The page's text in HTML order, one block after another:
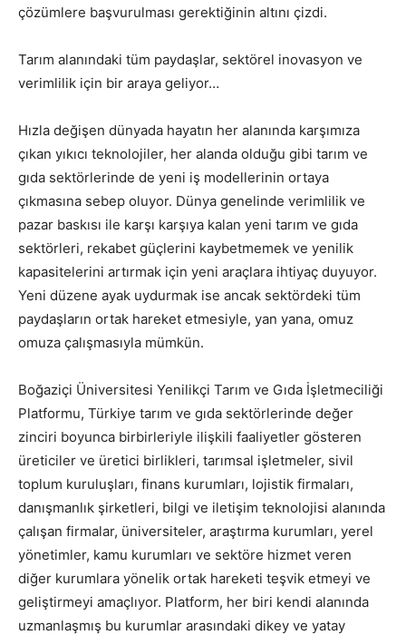
çözümlere başvurulması gerektiğinin altını çizdi.
Tarım alanındaki tüm paydaşlar, sektörel inovasyon ve
verimlilik için bir araya geliyor…
Hızla değişen dünyada hayatın her alanında karşımıza
çıkan yıkıcı teknolojiler, her alanda olduğu gibi tarım ve
gıda sektörlerinde de yeni iş modellerinin ortaya
çıkmasına sebep oluyor. Dünya genelinde verimlilik ve
pazar baskısı ile karşı karşıya kalan yeni tarım ve gıda
sektörleri, rekabet güçlerini kaybetmemek ve yenilik
kapasitelerini artırmak için yeni araçlara ihtiyaç duyuyor.
Yeni düzene ayak uydurmak ise ancak sektördeki tüm
paydaşların ortak hareket etmesiyle, yan yana, omuz
omuza çalışmasıyla mümkün.
Boğaziçi Üniversitesi Yenilikçi Tarım ve Gıda İşletmeciliği
Platformu, Türkiye tarım ve gıda sektörlerinde değer
zinciri boyunca birbirleriyle ilişkili faaliyetler gösteren
üreticiler ve üretici birlikleri, tarımsal işletmeler, sivil
toplum kuruluşları, finans kurumları, lojistik firmaları,
danışmanlık şirketleri, bilgi ve iletişim teknolojisi alanında
çalışan firmalar, üniversiteler, araştırma kurumları, yerel
yönetimler, kamu kurumları ve sektöre hizmet veren
diğer kurumlara yönelik ortak hareketi teşvik etmeyi ve
geliştirmeyi amaçlıyor. Platform, her biri kendi alanında
uzmanlaşmış bu kurumlar arasındaki dikey ve yatay